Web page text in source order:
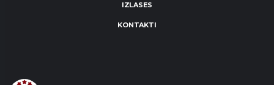
IZLASES
KONTAKTI